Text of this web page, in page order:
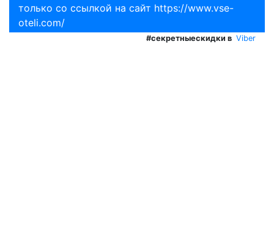
только со ссылкой на сайт https://www.vse-
oteli.com/
#секретныескидки в Viber